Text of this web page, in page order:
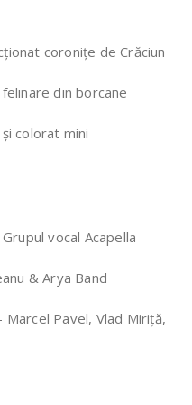
coronițe de Crăciun
din borcane
colorat mini
vocal Acapella
& Arya Band
Marcel Pavel, Vlad Miriţă,